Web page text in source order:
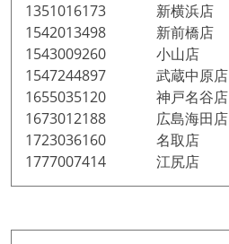
1351016173 新横浜店
1542013498 新前橋店
1543009260 小山店
1547244897 武蔵中原店
1655035120 神戸名谷店
1673012188 広島海田店
1723036160 名取店
1777007414 江尻店